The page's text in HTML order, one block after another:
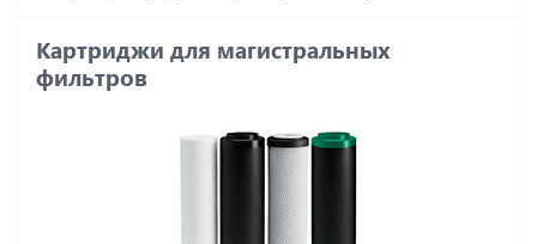
Картриджи для магистральных
фильтров